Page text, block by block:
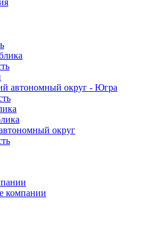
автономный округ - Югра
округ
компании